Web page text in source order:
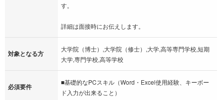
す。
詳細は面接時にお伝えします。
対象となる方
大学院（博士）,大学院（修士）,大学,高等専門学校,短期
大学,専門学校,高等学校
必須要件
■基礎的なPCスキル（Word・Excel使用経験、キーボー
ド入力が出来ること）